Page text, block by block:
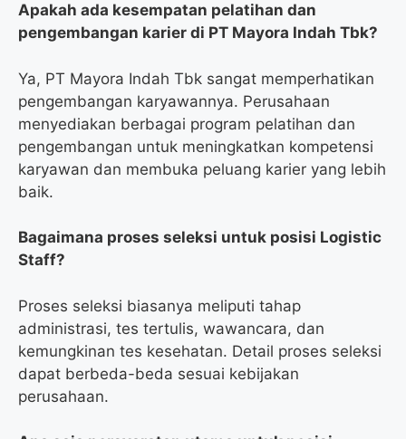
Apakah ada kesempatan pelatihan dan
pengembangan karier di PT Mayora Indah Tbk?
Ya, PT Mayora Indah Tbk sangat memperhatikan
pengembangan karyawannya. Perusahaan
menyediakan berbagai program pelatihan dan
pengembangan untuk meningkatkan kompetensi
karyawan dan membuka peluang karier yang lebih
baik.
Bagaimana proses seleksi untuk posisi Logistic
Staff?
Proses seleksi biasanya meliputi tahap
administrasi, tes tertulis, wawancara, dan
kemungkinan tes kesehatan. Detail proses seleksi
dapat berbeda-beda sesuai kebijakan
perusahaan.